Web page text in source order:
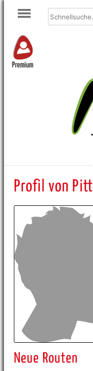
Premium
Profil von Pitt
Neue Routen